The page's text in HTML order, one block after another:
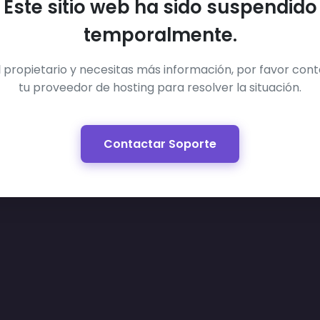
Este sitio web ha sido suspendido
temporalmente.
propietario y necesitas más información, por favor
tu proveedor de hosting para resolver la situación.
Contactar Soporte